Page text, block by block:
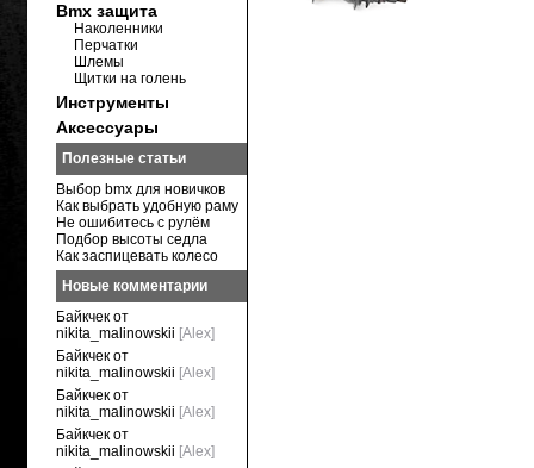
Bmx защита
Наколенники
Перчатки
Шлемы
Щитки на голень
Инструменты
Аксессуары
Полезные статьи
Выбор bmx для новичков
Как выбрать удобную раму
Не ошибитесь с рулём
Подбор высоты седла
Как заспицевать колесо
Новые комментарии
Байкчек от
nikita_malinowskii [Alex]
Байкчек от
nikita_malinowskii [Alex]
Байкчек от
nikita_malinowskii [Alex]
Байкчек от
nikita_malinowskii [Alex]